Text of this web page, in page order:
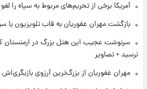
۱ روز پیش
کار استقلال و رامین
عکس / خداحافظی
مذاق رضاییان خوش
آمریکا برخی از تحریم‌های مربوط به سپاه را
بازگشت مهران غفوریان به قاب تلویزیون با
سرنوشت عجیب این هتل بزرگ در ارمنستان که
نرسید + تصاویر
مهران غفوریان از بزرگ‌ترین آرزوی